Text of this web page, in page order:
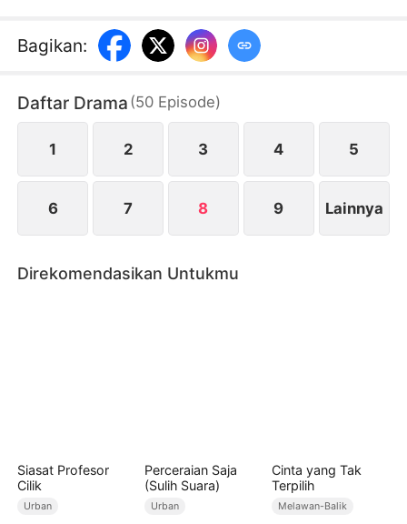
membawa hadiah mewah, tetapi Ria dan Ceri terus
mencemooh dan menyerang Yuna. Setelahnya,
dicampakkan Hanson hingga memicu hujatan
netizen. Yuna mengumpulkan bukti dan melapor ke
polisi. Pada akhirnya, Ria dan Ceri dihukum karena
Bagikan:
Daftar Drama (50 Episode)
1 2 3 4 5
6 7 8 9 Lainnya
Direkomendasikan Untukmu
Siasat Profesor
Cilik
Urban
Perceraian Saja
(Sulih Suara)
Urban
Cinta yang Tak
Terpilih
Melawan-Balik